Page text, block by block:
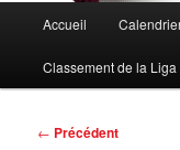
principal
Accueil
Classement de la Liga
Navigation
← Précédent